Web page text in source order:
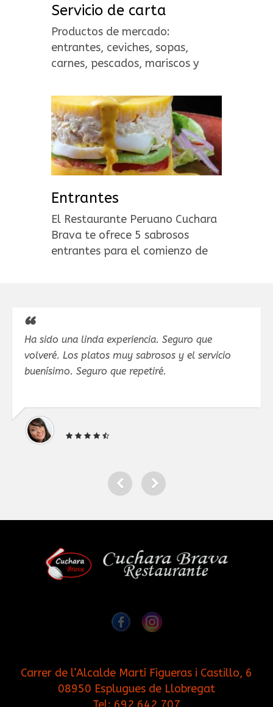
Servicio de carta
Productos de mercado:
entrantes, ceviches, sopas,
carnes, pescados, mariscos y
Entrantes
El Restaurante Peruano Cuchara
Brava te ofrece 5 sabrosos
entrantes para el comienzo de
Ha sido una linda experiencia. Seguro que
volveré. Los platos muy sabrosos y el servicio
buenísimo. Seguro que repetiré.
Carrer de l’Alcalde Martí Figueras i Castillo, 6
08950 Esplugues de Llobregat